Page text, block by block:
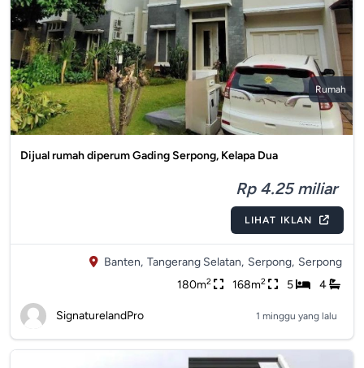
Rumah
Dijual rumah diperum Gading Serpong, Kelapa Dua
Rp 4.25 miliar
LIHAT IKLAN
Banten, Tangerang Selatan, Serpong, Serpong
180m2 168m2 5 4
SignaturelandPro 1 minggu yang lalu